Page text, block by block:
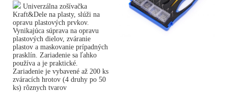
Univerzálna zošívačka
Kraft&Dele na plasty, slúži na
opravu plastových prvkov.
Vynikajúca súprava na opravu
plastových dielov, zváranie
plastov a maskovanie prípadných
prasklín. Zariadenie sa ľahko
používa a je praktické.
Zariadenie je vybavené až 200 ks
zváracích hrotov (4 druhy po 50
ks) rôznych tvarov